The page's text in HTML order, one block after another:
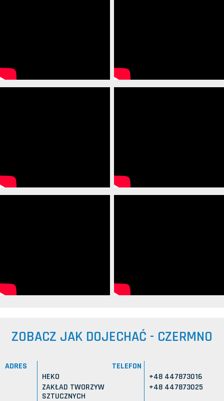
ZOBACZ JAK DOJECHAĆ - CZERMNO
ADRES
HEKO
ZAKŁAD TWORZYW
SZTUCZNYCH
TELEFON
+48 447873016
+48 447873025